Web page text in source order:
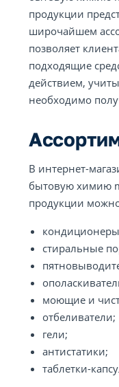
продукции
широчайшем
позволяет
подходящие
действием,
необходимо
В интернет-
бытовую химию
продукции
стиральные
моющие и
отбеливатели;
гели;
антистатики;
таблетки-